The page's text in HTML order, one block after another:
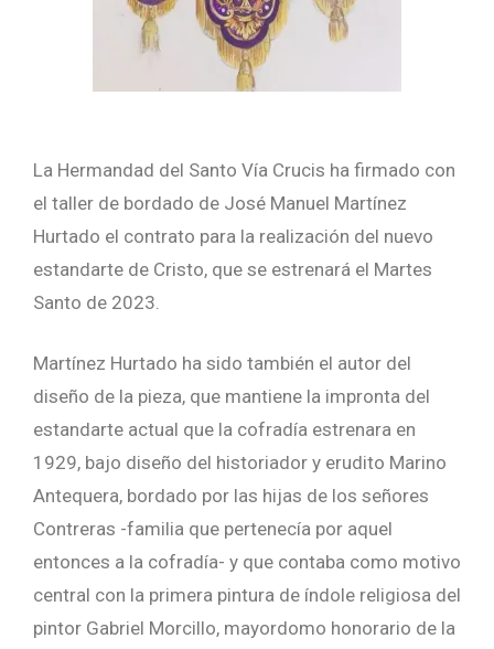
La Hermandad del Santo Vía Crucis ha firmado con
el taller de bordado de José Manuel Martínez
Hurtado el contrato para la realización del nuevo
estandarte de Cristo, que se estrenará el Martes
Santo de 2023.
Martínez Hurtado ha sido también el autor del
diseño de la pieza, que mantiene la impronta del
estandarte actual que la cofradía estrenara en
1929, bajo diseño del historiador y erudito Marino
Antequera, bordado por las hijas de los señores
Contreras -familia que pertenecía por aquel
entonces a la cofradía- y que contaba como motivo
central con la primera pintura de índole religiosa del
pintor Gabriel Morcillo, mayordomo honorario de la